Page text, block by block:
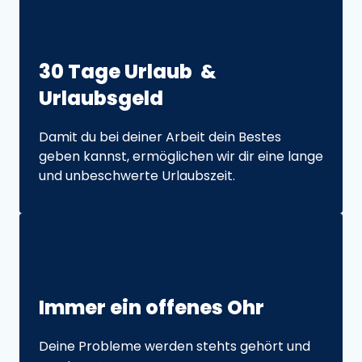
30 Tage Urlaub
Urlaubsgeld
Damit du bei deiner Arbeit dein Bestes
geben kannst, ermöglichen wir dir eine lange
und unbeschwerte Urlaubszeit.
Immer ein offenes Ohr
Deine Probleme werden stehts gehört und